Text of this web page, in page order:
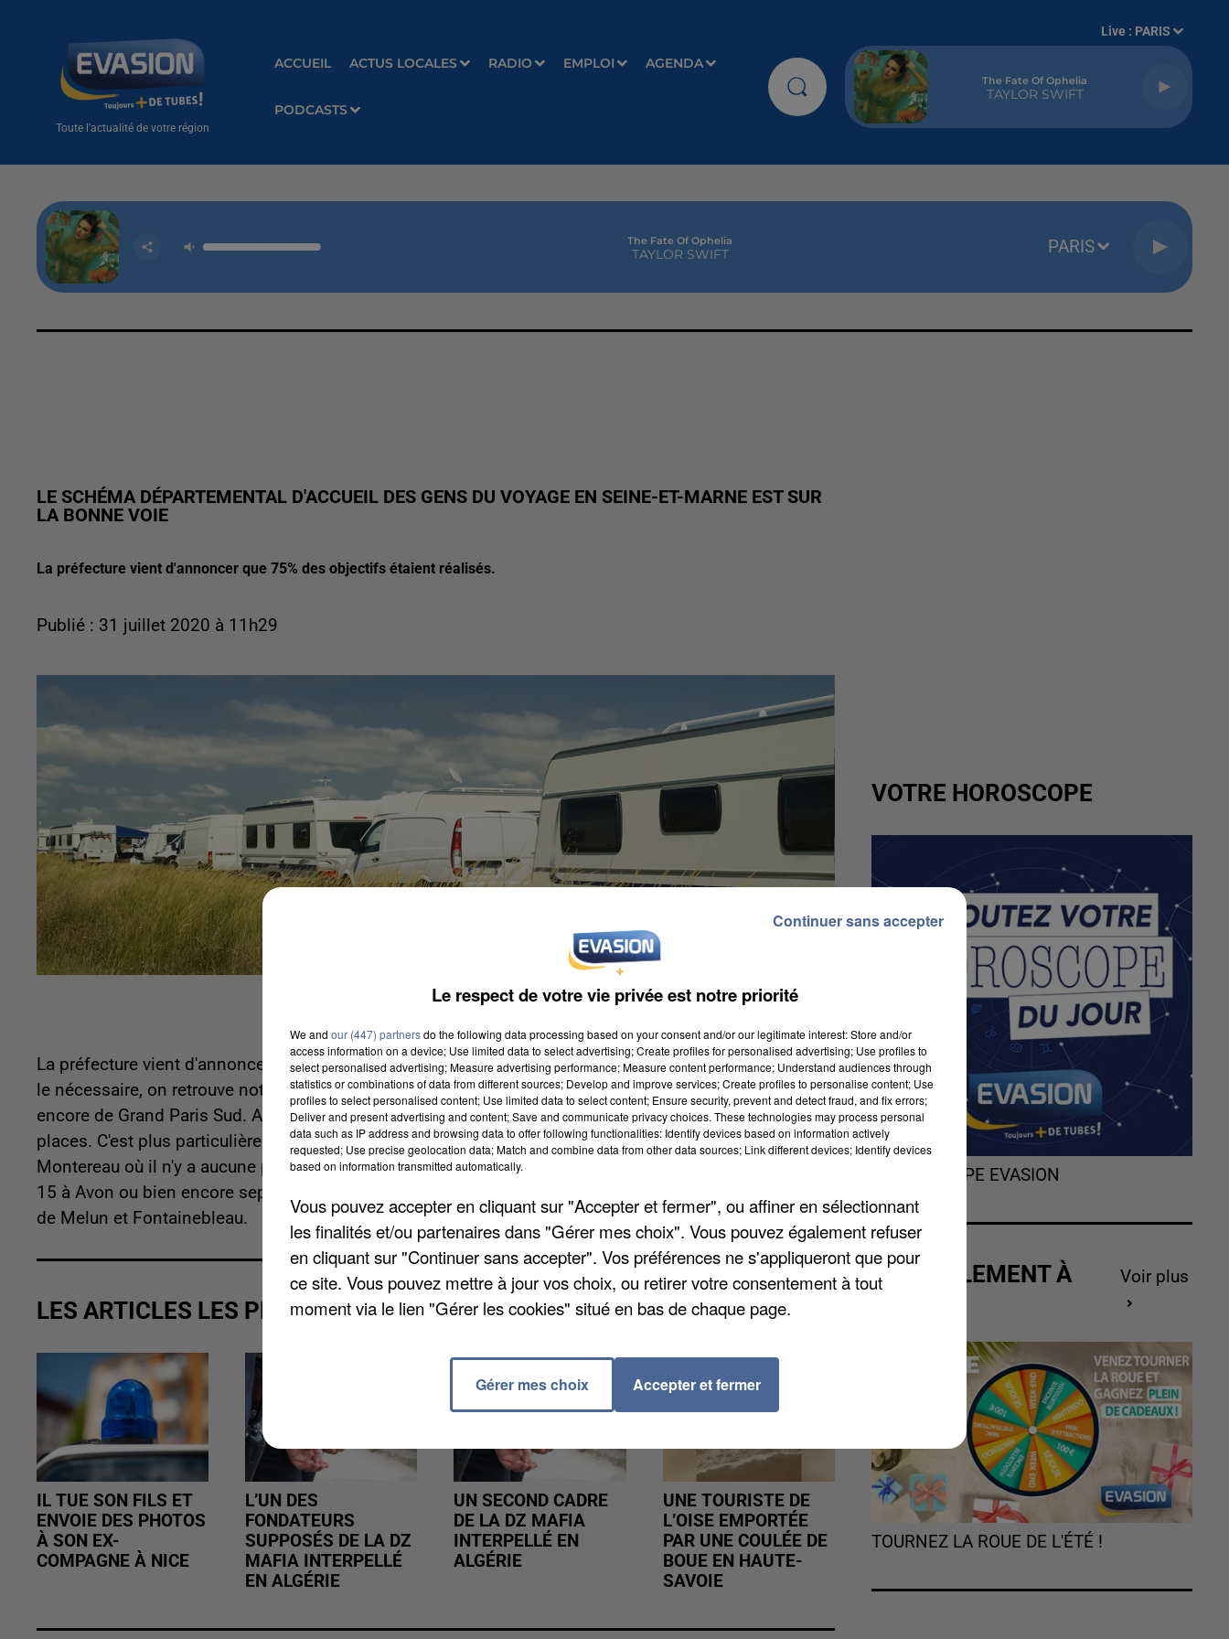
Toute l'actualité de votre région
ACCUEIL ACTUS LOCALES RADIO EMPLOI AGENDA
PODCASTS
Live : PARIS
The Fate Of Ophelia
TAYLOR SWIFT
The Fate Of Ophelia
TAYLOR SWIFT PARIS
LE SCHÉMA DÉPARTEMENTAL D'ACCUEIL DES GENS DU VOYAGE EN SEINE-ET-MARNE EST SUR
LA BONNE VOIE
La préfecture vient d'annoncer que 75% des objectifs étaient réalisés.
Publié : 31 juillet 2020 à 11h29
La préfecture vient d'annoncer que 75% des objectifs étaient réalisés. Parmi les territoires qui ont fait
le nécessaire, on retrouve notamment les intercommunalités de Melun, Nemours, Provins ou bien
encore de Grand Paris Sud. Aujourd'hui, il manque encore quatre aires de grand passage et plus de 300
places. C'est plus particulièrement le cas pour les communautés de communes de Fontainebleau et de
Montereau où il n'y a aucune place. L'Etat attend donc 22 places à Montereau, 20 à Samois et Vulaines,
15 à Avon ou bien encore sept à Bois-le-Roi. Deux des quatre aires doivent émerger dans les secteurs
de Melun et Fontainebleau.
LES ARTICLES LES PLUS VUS
IL TUE SON FILS ET
ENVOIE DES PHOTOS
À SON EX-
COMPAGNE À NICE
L’UN DES
FONDATEURS
SUPPOSÉS DE LA DZ
MAFIA INTERPELLÉ
EN ALGÉRIE
UN SECOND CADRE
DE LA DZ MAFIA
INTERPELLÉ EN
ALGÉRIE
UNE TOURISTE DE
L’OISE EMPORTÉE
PAR UNE COULÉE DE
BOUE EN HAUTE-
SAVOIE
VOTRE HOROSCOPE
L'HOROSCOPE EVASION
ACTUELLEMENT À
Voir plus
TOURNEZ LA ROUE DE L'ÉTÉ !
Le respect de votre vie privée est notre priorité
We and our (447) partnersdo the following data processing based on your consent and/or our legitimate interest: Store and/or
access information on a device; Use limited data to select advertising; Create profiles for personalised advertising; Use profiles to
select personalised advertising; Measure advertising performance; Measure content performance; Understand audiences through
statistics or combinations of data from different sources; Develop and improve services; Create profiles to personalise content; Use
profiles to select personalised content; Use limited data to select content; Ensure security, prevent and detect fraud, and fix errors;
Deliver and present advertising and content; Save and communicate privacy choices. These technologies may process personal
data such as IP address and browsing data to offer following functionalities: Identify devices based on information actively
requested; Use precise geolocation data; Match and combine data from other data sources; Link different devices; Identify devices
based on information transmitted automatically.
Vous pouvez accepter en cliquant sur "Accepter et fermer", ou affiner en sélectionnant
les finalités et/ou partenaires dans "Gérer mes choix". Vous pouvez également refuser
en cliquant sur "Continuer sans accepter". Vos préférences ne s'appliqueront que pour
ce site. Vous pouvez mettre à jour vos choix, ou retirer votre consentement à tout
moment via le lien "Gérer les cookies" situé en bas de chaque page.
Gérer mes choix Accepter et fermer
Continuer sans accepter